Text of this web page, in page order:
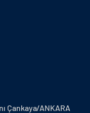
Çankaya/ANKARA